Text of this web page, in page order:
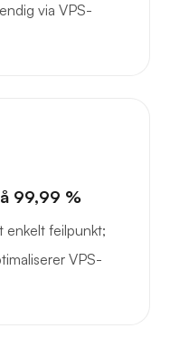
via VPS-
99,99 %
enkelt feilpunkt;
VPS-